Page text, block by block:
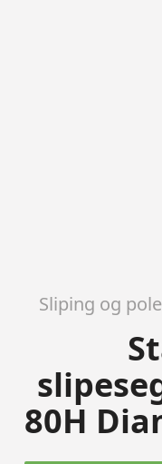
Sliping og
80H